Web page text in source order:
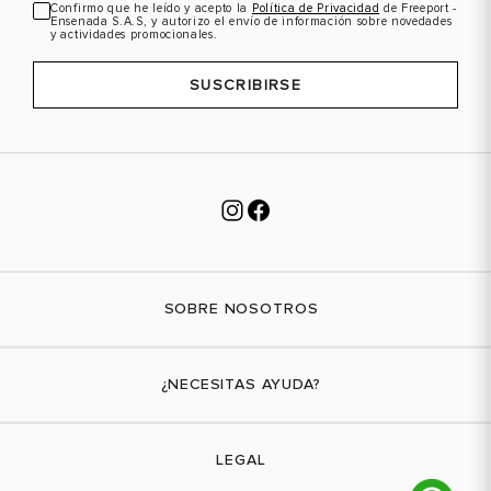
Confirmo que he leído y acepto la Política de Privacidad de Freeport -
Ensenada S.A.S, y autorizo el envío de información sobre novedades
y actividades promocionales.
SUSCRIBIRSE
SOBRE NOSOTROS
¿NECESITAS AYUDA?
LEGAL